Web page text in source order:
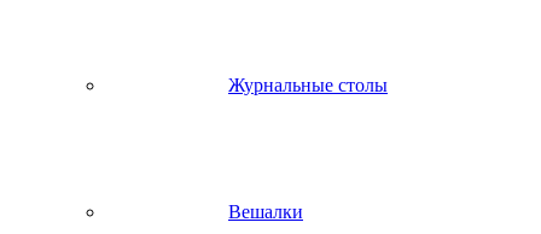
Журнальные столы
Вешалки